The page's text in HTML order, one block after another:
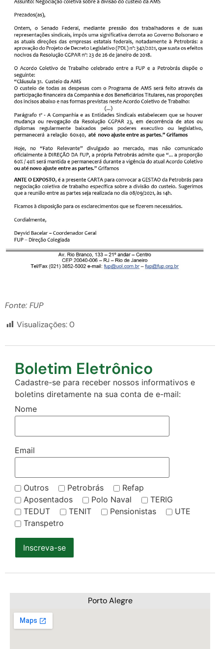
Fonte: FUP
Visualizações:0
Boletim Eletrônico
Cadastre-se para receber nossos informativos e
boletins diretamente na sua conta de e-mail:
Nome
Email
Outros Petrobrás
Refap
Aposentados
Polo Naval
TERIG
TEDUT
TENIT Pensionistas
UTE
Transpetro
Inscreva-se
Porto Alegre